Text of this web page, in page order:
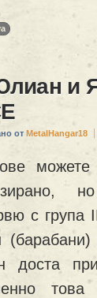
и
от MetalHangar18
можете
с група
доста
това